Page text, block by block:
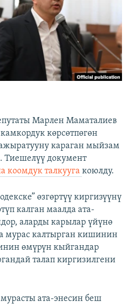
Марлен Маматалиев
көрсөтпөгөн
караган мыйзам
Тиешелүү документ
коомдук талкууга коюлду.
өзгөртүү киргизүүнү
калган маалда ата-
аларды карылар үйүнө
мурас калтырган кишинин
өмүрүн кыйгандар
талап киргизилгени
ата-энесин беш